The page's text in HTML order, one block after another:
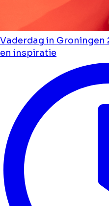
Vaderdag in Groningen
en inspiratie